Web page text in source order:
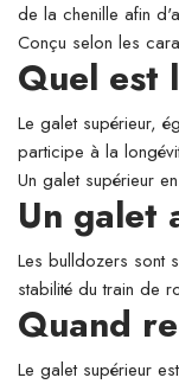
de la chenille afin
Conçu selon les
Quel est
Le galet supérieur,
participe à la
Un galet supérieur
Un galet
Les bulldozers sont
stabilité du train de
Quand
Le galet supérieur